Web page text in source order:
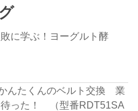
敗に学ぶ！ヨーグルト酵
んたくんのベルト交換 業
待った！ （型番RDT51SA